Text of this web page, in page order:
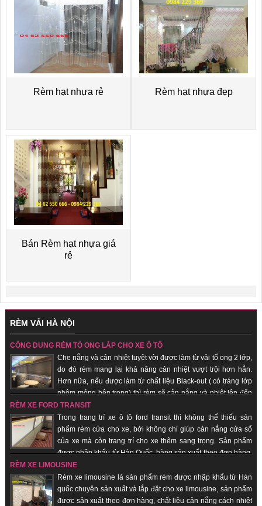
Rèm hạt nhựa rẻ Rèm hạt nhựa đẹp
Bán Rèm hạt nhựa giá
rẻ
RÈM VẢI HÀ NỘI
CÔNG DỤNG RÈM TỔ ONG LẮP CHO XE Ô TÔ
Che nắng và cản nhiệt tuyệt vời được làm từ vải tổ ong 2 lớp,
do đó rèm mang lại khả năng cản nhiệt vượt trội hơn hẳn.
Hơn nữa, nếu được làm từ chất liệu Black-out ( có tráng lớp
nhôm mỏng bên trong) thì rèm sẽ cản nắng và nhiệt lên đến
100%. Hàng sản xuất theo đơn hàng, giao hàng nhanh, uy tín, chất lượng.
RÈM XE FORD TRANSIT
Trong trang trí xe ô tô ford transit thì không thể thiếu sản
phẩm rèm cửa cho xe, bởi không chỉ giúp cản nắng cửa sổ
của xe mà còn trang trí cho xe thêm sang trọng. Sản phẩm
được nhập khẩu từ Hàn Quốc, hàng sản xuất theo đơn hàng,
giao hàng nhanh, uy tín, chất lượng, giá thành rẻ.
RÈM XE LIMOUSINE
Rèm xe limousine là sản phẩm rèm được nhập khẩu từ Hàn
quốc chuyên sản xuất và lắp đặt cho xe limousine, sản phẩm
được sản xuất theo đơn hàng, chất liệu cản nắng cách nhiệt